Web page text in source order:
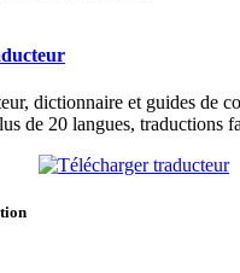
dictionnaire et guides de
de 20 langues, traductions